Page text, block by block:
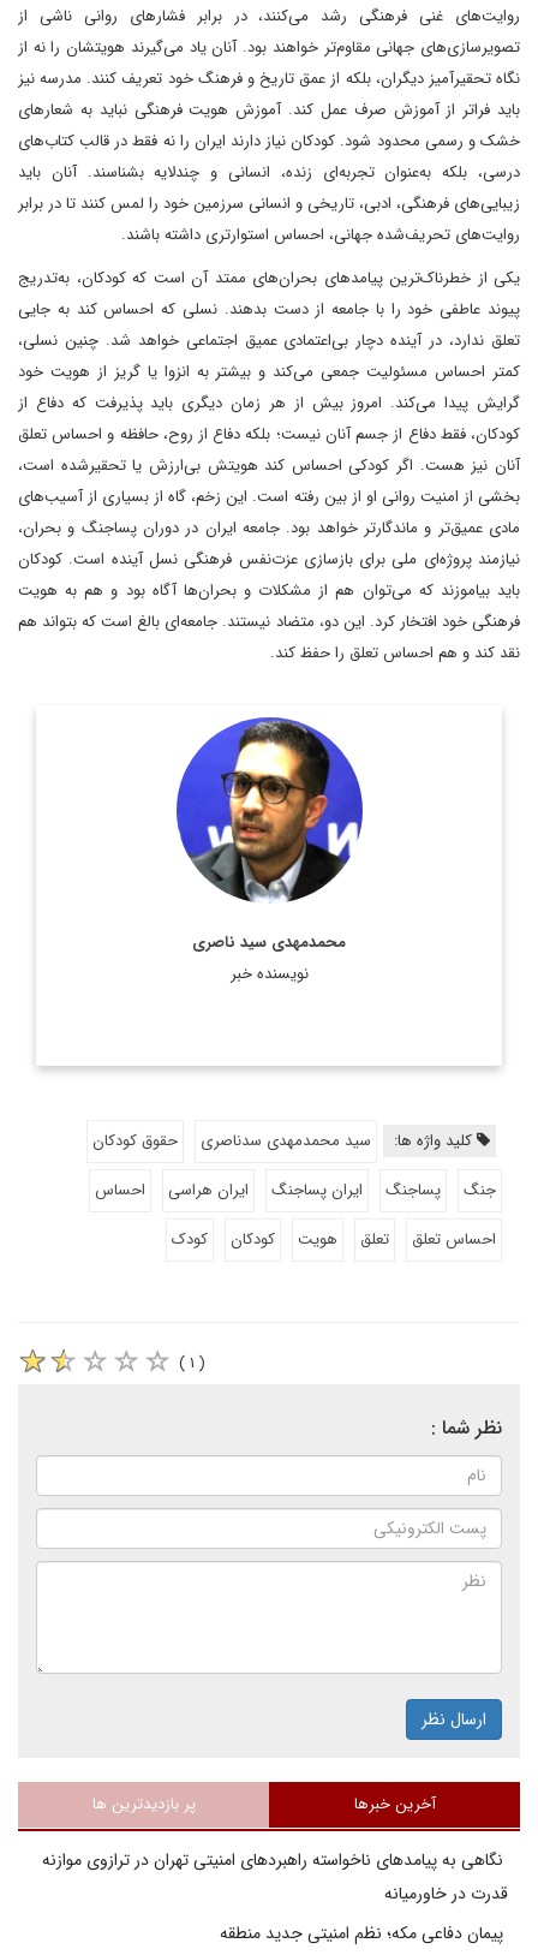
روایت‌های غنی فرهنگی رشد می‌کنند، در برابر فشارهای روانی ناشی از
تصویرسازی‌های جهانی مقاوم‌تر خواهند بود. آنان یاد می‌گیرند هویتشان را نه از
نگاه تحقیرآمیز دیگران، بلکه از عمق تاریخ و فرهنگ خود تعریف کنند. مدرسه نیز
باید فراتر از آموزش صرف عمل کند. آموزش هویت فرهنگی نباید به شعارهای
خشک و رسمی محدود شود. کودکان نیاز دارند ایران را نه فقط در قالب کتاب‌های
درسی، بلکه به‌عنوان تجربه‌ای زنده، انسانی و چندلایه بشناسند. آنان باید
زیبایی‌های فرهنگی، ادبی، تاریخی و انسانی سرزمین خود را لمس کنند تا در برابر
روایت‌های تحریف‌شده جهانی، احساس استوارتری داشته باشند.
یکی از خطرناک‌ترین پیامدهای بحران‌های ممتد آن است که کودکان، به‌تدریج
پیوند عاطفی خود را با جامعه از دست بدهند. نسلی که احساس کند به جایی
تعلق ندارد، در آینده دچار بی‌اعتمادی عمیق اجتماعی خواهد شد. چنین نسلی،
کمتر احساس مسئولیت جمعی می‌کند و بیشتر به انزوا یا گریز از هویت خود
گرایش پیدا می‌کند. امروز بیش از هر زمان دیگری باید پذیرفت که دفاع از
کودکان، فقط دفاع از جسم آنان نیست؛ بلکه دفاع از روح، حافظه و احساس تعلق
آنان نیز هست. اگر کودکی احساس کند هویتش بی‌ارزش یا تحقیرشده است،
بخشی از امنیت روانی او از بین رفته است. این زخم، گاه از بسیاری از آسیب‌های
مادی عمیق‌تر و ماندگارتر خواهد بود. جامعه ایران در دوران پساجنگ و بحران،
نیازمند پروژه‌ای ملی برای بازسازی عزت‌نفس فرهنگی نسل آینده است. کودکان
باید بیاموزند که می‌توان هم از مشکلات و بحران‌ها آگاه بود و هم به هویت
فرهنگی خود افتخار کرد. این دو، متضاد نیستند. جامعه‌ای بالغ است که بتواند هم
نقد کند و هم احساس تعلق را حفظ کند.
محمدمهدی سید ناصری
نویسنده خبر
مدرس دانشگاه و پژوهشگر حقوق بین‌الملل کودکان
اطلاعات بیشتر
کلید واژه ها: سید محمدمهدی سدناصری
حقوق کودکان
جنگ
پساجنگ ایران پساجنگ ایران هراسی
احساس
احساس تعلق
تعلق هویت کودکان کودک
( ۱ )
نظر شما :
ارسال نظر
آخرین خبرها پر بازدیدترین ها
نگاهی به پیامدهای ناخواسته راهبردهای امنیتی تهران در ترازوی موازنه
قدرت در خاورمیانه
پیمان دفاعی مکه؛ نظم امنیتی جدید منطقه